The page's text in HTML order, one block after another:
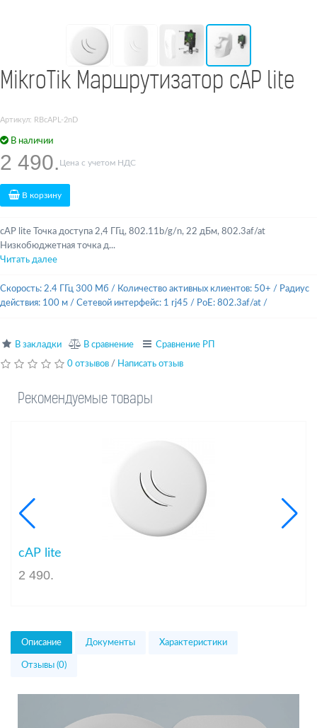
MikroTik Маршрутизатор cAP lite
Артикул: RBcAPL-2nD
В наличии
2 490. Цена с учетом НДС
В корзину
cAP lite Точка доступа 2,4 ГГц, 802.11b/g/n, 22 дБм, 802.3af/at
Низкобюджетная точка д...
Читать далее
Скорость: 2.4 ГГц 300 Мб / Количество активных клиентов: 50+ / Радиус
действия: 100 м / Сетевой интерфейс: 1 rj45 / PoE: 802.3af/at /
В закладки В сравнение Сравнение РП
0 отзывов / Написать отзыв
Рекомендуемые товары
cAP lite
2 490.
Описание Документы Характеристики
Отзывы (0)